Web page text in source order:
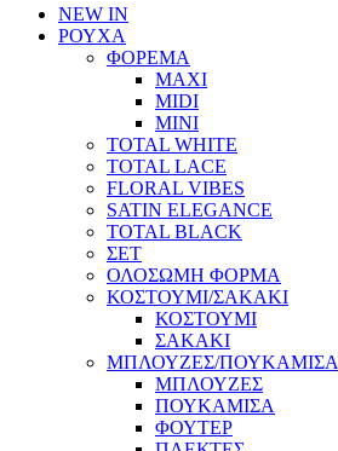
NEW IN
ΡΟΥΧΑ
ΦΟΡΕΜΑ
MAXI
MIDI
MINI
TOTAL WHITE
TOTAL LACE
FLORAL VIBES
SATIN ELEGANCE
TOTAL BLACK
ΣΕΤ
ΟΛΟΣΩΜΗ ΦΟΡΜΑ
ΚΟΣΤΟΥΜΙ/ΣΑΚΑΚΙ
ΚΟΣΤΟΥΜΙ
ΣΑΚΑΚΙ
ΜΠΛΟΥΖΕΣ/ΠΟΥΚΑΜΙΣΑ
ΜΠΛΟΥΖΕΣ
ΠΟΥΚΑΜΙΣΑ
ΦΟΥΤΕΡ